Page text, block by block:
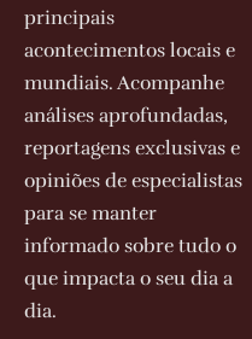
principais
acontecimentos locais e
mundiais. Acompanhe
análises aprofundadas,
reportagens exclusivas e
opiniões de especialistas
para se manter
informado sobre tudo o
que impacta o seu dia a
dia.